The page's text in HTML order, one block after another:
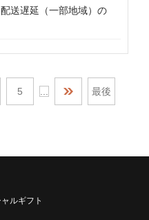
送遅延（一部地域）の
5 最後
ルギフト